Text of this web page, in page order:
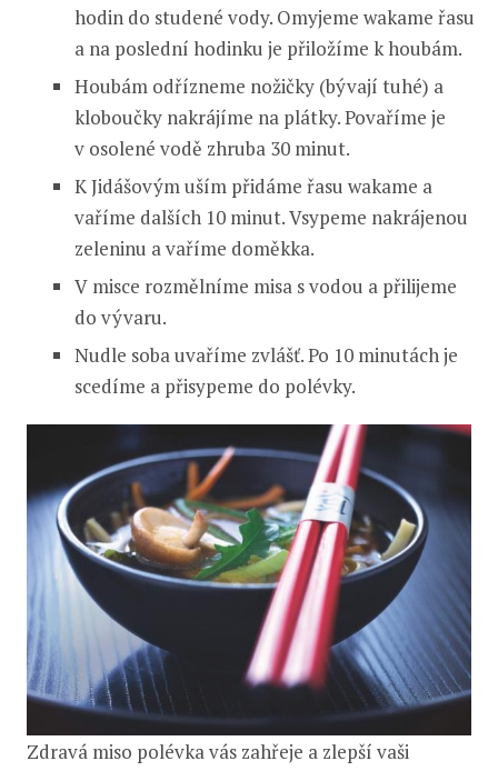
hodin do studené vody. Omyjeme wakame řasu
a na poslední hodinku je přiložíme k houbám.
Houbám odřízneme nožičky (bývají tuhé) a
kloboučky nakrájíme na plátky. Povaříme je
v osolené vodě zhruba 30 minut.
K Jidášovým uším přidáme řasu wakame a
vaříme dalších 10 minut. Vsypeme nakrájenou
zeleninu a vaříme doměkka.
V misce rozmělníme misa s vodou a přilijeme
do vývaru.
Nudle soba uvaříme zvlášť. Po 10 minutách je
scedíme a přisypeme do polévky.
Zdravá miso polévka vás zahřeje a zlepší vaši